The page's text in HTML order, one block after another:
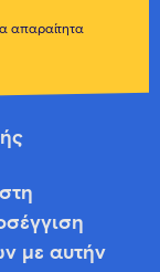
απαραίτητα
με αυτήν